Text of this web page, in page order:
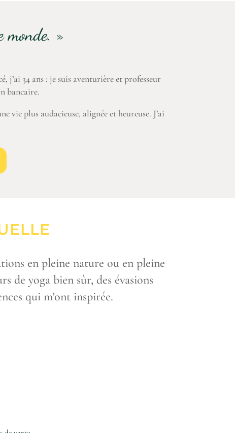
monde. »
j’ai 34 ans : je suis aventurière et professeur
bancaire.
vie plus audacieuse, alignée et heureuse. J’ai
en pleine nature ou en pleine
de yoga bien sûr, des évasions
qui m’ont inspirée.